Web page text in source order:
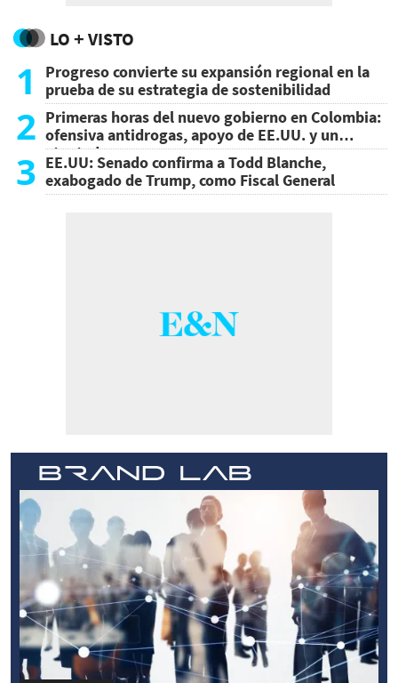
LO + VISTO
1
Progreso convierte su expansión regional en la
prueba de su estrategia de sostenibilidad
2 Primeras horas del nuevo gobierno en Colombia:
ofensiva antidrogas, apoyo de EE.UU. y un
atentado
3 EE.UU: Senado confirma a Todd Blanche,
exabogado de Trump, como Fiscal General